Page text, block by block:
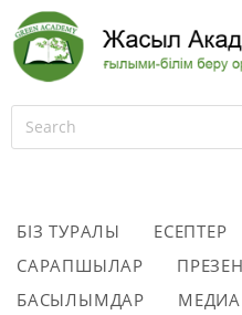
БІЗ ТУРАЛЫ ЕСЕПТЕР
САРАПШЫЛАР
БАСЫЛЫМДАР
МЕДИА